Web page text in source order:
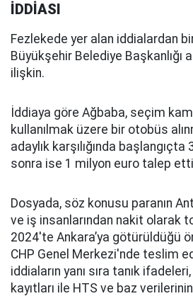
İDDİASI
Fezlekede yer alan iddialardan
Büyükşehir Belediye Başkanlığı
ilişkin.
İddiaya göre Ağbaba, seçim
kullanılmak üzere bir otobüs
adaylık karşılığında
sonra ise 1 milyon euro talep
Dosyada, söz konusu paranın
ve iş insanlarından nakit olarak
2024'te Ankara’ya götürüldüğü
CHP Genel Merkezi'nde teslim
iddiaların yanı sıra tanık
kayıtları ile HTS ve baz